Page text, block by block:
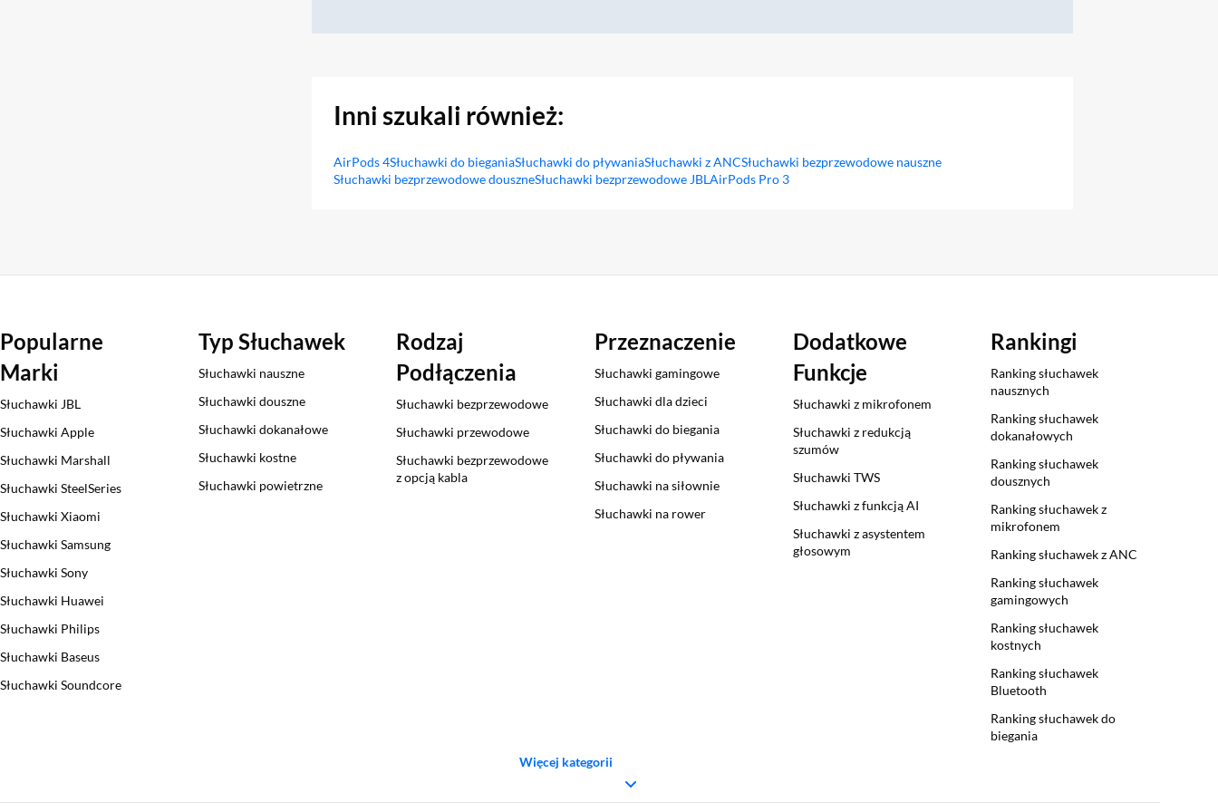
Inni szukali również:
AirPods 4Słuchawki do bieganiaSłuchawki do pływaniaSłuchawki z ANCSłuchawki bezprzewodowe nauszne
Słuchawki bezprzewodowe douszneSłuchawki bezprzewodowe JBLAirPods Pro 3
Popularne
Marki
Słuchawki JBL
Słuchawki Apple
Słuchawki Marshall
Słuchawki SteelSeries
Słuchawki Xiaomi
Słuchawki Samsung
Słuchawki Sony
Słuchawki Huawei
Słuchawki Philips
Słuchawki Baseus
Słuchawki Soundcore
Typ Słuchawek
Słuchawki nauszne
Słuchawki douszne
Słuchawki dokanałowe
Słuchawki kostne
Słuchawki powietrzne
Rodzaj
Podłączenia
Słuchawki bezprzewodowe
Słuchawki przewodowe
Słuchawki bezprzewodowe
z opcją kabla
Przeznaczenie
Słuchawki gamingowe
Słuchawki dla dzieci
Słuchawki do biegania
Słuchawki do pływania
Słuchawki na siłownie
Słuchawki na rower
Dodatkowe
Funkcje
Słuchawki z mikrofonem
Słuchawki z redukcją
szumów
Słuchawki TWS
Słuchawki z funkcją AI
Słuchawki z asystentem
głosowym
Rankingi
Ranking słuchawek
nausznych
Ranking słuchawek
dokanałowych
Ranking słuchawek
dousznych
Ranking słuchawek z
mikrofonem
Ranking słuchawek z ANC
Ranking słuchawek
gamingowych
Ranking słuchawek
kostnych
Ranking słuchawek
Bluetooth
Ranking słuchawek do
biegania
Więcej kategorii